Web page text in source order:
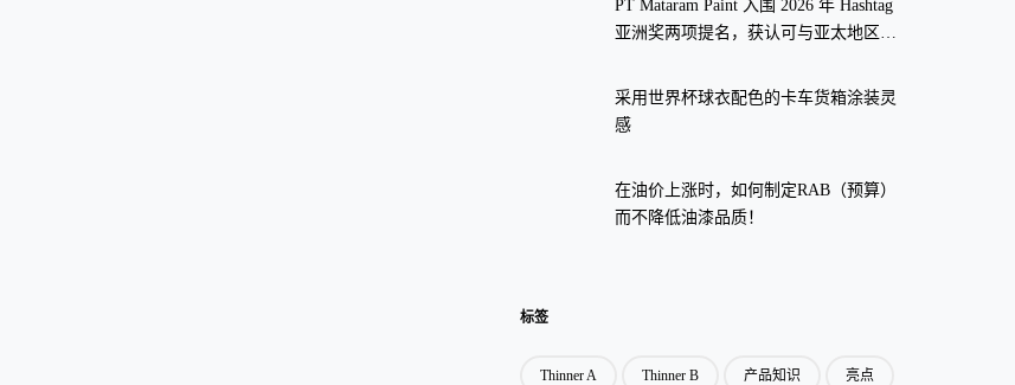
PT Mataram Paint 入围 2026 年 Hashtag
亚洲奖两项提名，获认可与亚太地区众
采用世界杯球衣配色的卡车货箱涂装灵
感
在油价上涨时，如何制定RAB（预算）
而不降低油漆品质！
标签
Thinner A Thinner B 产品知识 亮点